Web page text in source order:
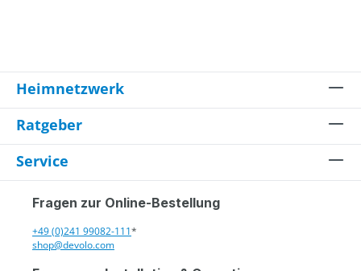
Heimnetzwerk
Ratgeber
Service
Fragen zur Online-Bestellung
+49 (0)241 99082-111*
shop@devolo.com